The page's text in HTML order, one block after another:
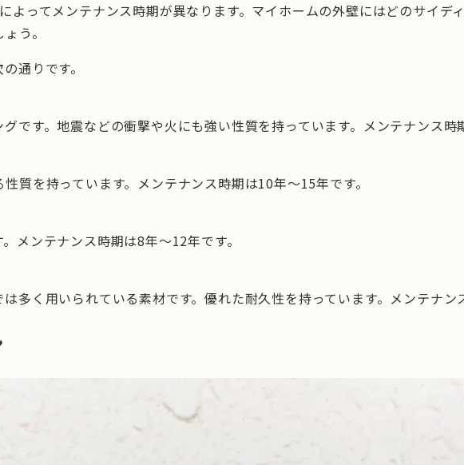
よってメンテナンス時期が異なります。マイホームの外壁にはどのサイデ
う。
通りです。
です。地震などの衝撃や火にも強い性質を持っています。メンテナンス時
質を持っています。メンテナンス時期は10年〜15年です。
メンテナンス時期は8年〜12年です。
多く用いられている素材です。優れた耐久性を持っています。メンテナン